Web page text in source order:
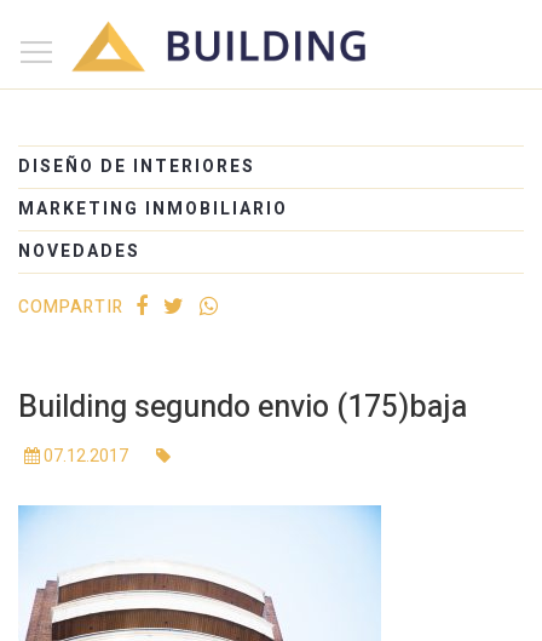
Inicio
Proyectos
DISEÑO DE INTERIORES
MARKETING INMOBILIARIO
NOVEDADES
COMPARTIR
Building segundo envio (175)baja
07.12.2017